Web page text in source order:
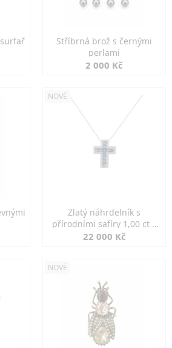
Stříbrná brož s černými
perlami
2 000 Kč
NOVÉ
Zlatý náhrdelník s
přírodními safíry 1,00 ct a
diamanty
22 000 Kč
NOVÉ